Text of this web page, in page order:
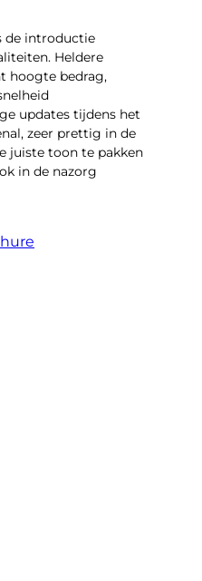
de introductie
Heldere
hoogte bedrag,
updates tijdens het
zeer prettig in de
juiste toon te pakken
in de nazorg